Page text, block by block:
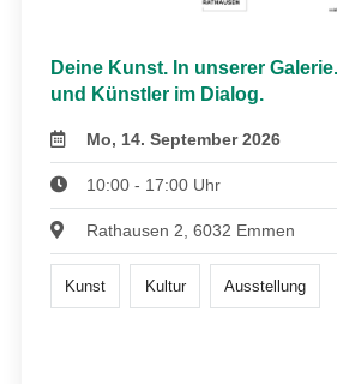
Deine Kunst. In unserer
und Künstler im Dialog.
Mo, 14. September 2026
10:00 - 17:00 Uhr
Rathausen 2, 6032 Emmen
Kunst Kultur Ausstellung